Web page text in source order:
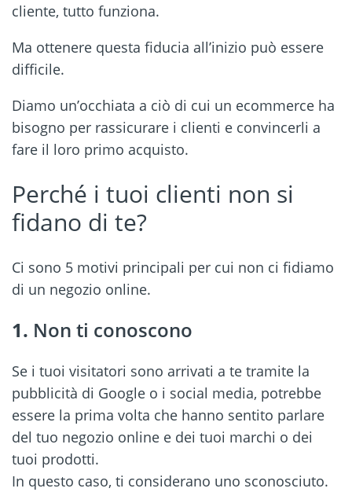
cliente, tutto funziona.
Ma ottenere questa fiducia all’inizio può essere
difficile.
Diamo un’occhiata a ciò di cui un ecommerce ha
bisogno per rassicurare i clienti e convincerli a
fare il loro primo acquisto.
Perché i tuoi clienti non si
fidano di te?
Ci sono 5 motivi principali per cui non ci fidiamo
di un negozio online.
1. Non ti conoscono
Se i tuoi visitatori sono arrivati a te tramite la
pubblicità di Google o i social media, potrebbe
essere la prima volta che hanno sentito parlare
del tuo negozio online e dei tuoi marchi o dei
tuoi prodotti.
In questo caso, ti considerano uno sconosciuto.